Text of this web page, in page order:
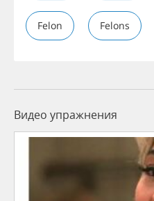
Felon Felons
Видео упражнения